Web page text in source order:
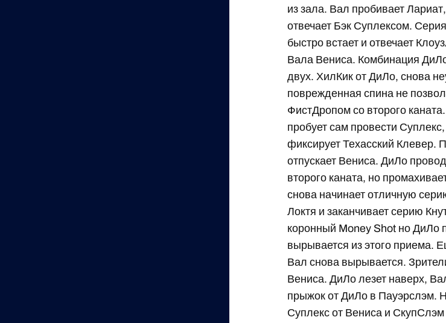
из зала. Вал пробивает
отвечает Бэк Суплексом.
быстро встает и отвечает
Вала Вениса. Комбинация
двух. ХилКик от ДиЛо, снова
поврежденная спина не
ФистДропом со второго
пробует сам провести
фиксирует Техасский Клевер.
отпускает Вениса. ДиЛо
второго каната, но
снова начинает отличную
Локтя и заканчивает серию
коронный Money Shot но ДиЛо
вырывается из этого приема.
Вал снова вырывается.
Вениса. ДиЛо лезет наверх,
прыжок от ДиЛо в Пауэрслэм.
Суплекс от Вениса и